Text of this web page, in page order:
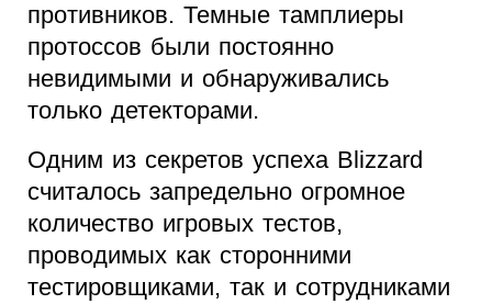
противников. Темные тамплиеры
протоссов были постоянно
невидимыми и обнаруживались
только детекторами.
Одним из секретов успеха Blizzard
считалось запредельно огромное
количество игровых тестов,
проводимых как сторонними
тестировщиками, так и сотрудниками